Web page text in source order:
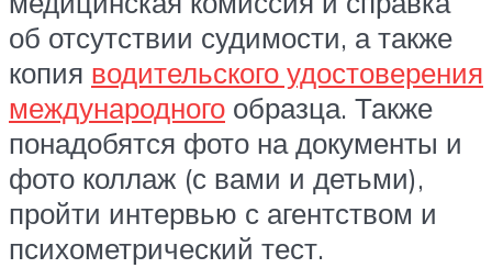
об отсутствии судимости, а также
копия водительского удостоверения
международного образца. Также
понадобятся фото на документы и
фото коллаж (с вами и детьми),
пройти интервью с агентством и
психометрический тест.